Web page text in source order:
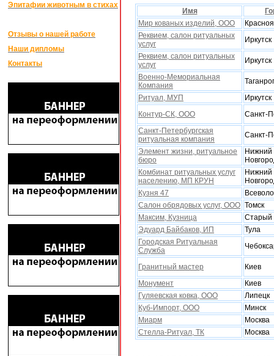
Эпитафии животным в стихах
Отзывы о нашей работе
Наши дипломы
Контакты
Имя
Мир кованыx изделий, ООО
Реквием, салон ритуальных
услуг
Иркутск
Реквием, салон ритуальных
услуг
Иркутск
Военно-Мемориальная
Компания
Таганрог
Ритуал, МУП
Иркутск
Контур-СК, ООО
Санкт-
Санкт-Петербургская
ритуальная компания
Санкт-
Элемент жизни, ритуальное
бюро
Нижний
Комбинат ритуальныx услуг
населению, МП КРУН
Нижний
Кузня 47
Салон обрядовых услуг, ООО Томск
Максим, Кузница
Старый
Эдуард Байбаков, ИП
Тула
Городская Ритуальная
Служба
Гранитный мастер
Киев
Монумент
Киев
Гуляевская ковка, ООО
Липецк
Куб-Импорт, ООО
Минск
Миарм
Москва
Стелла-Ритуал, ТК
Москва